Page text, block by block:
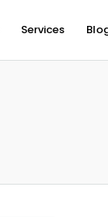
Services